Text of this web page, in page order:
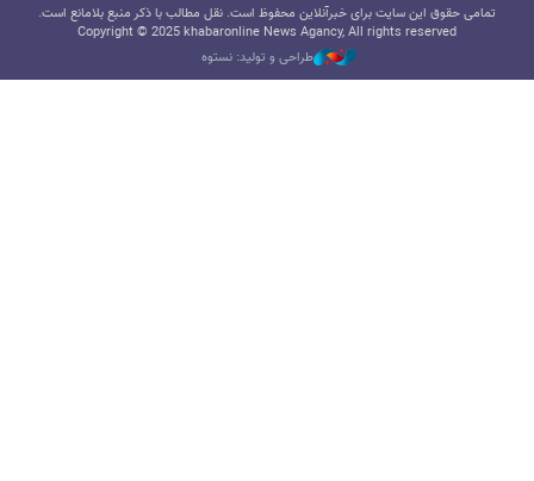
تمامی حقوق این سایت برای خبرآنلاین محفوظ است. نقل مطالب با ذکر منبع بلامانع است.
Copyright © 2025 khabaronline News Agancy, All rights reserved
طراحی و تولید: نستوه